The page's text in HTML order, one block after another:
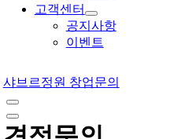
고객센터
공지사항
이벤트
샤브르정원 창업문의